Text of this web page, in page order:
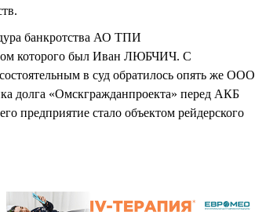
банкротства АО ТПИ
которого был Иван ЛЮБЧИЧ. С
в суд обратилось опять же ООО
долга «Омскгражданпроекта» перед АКБ
предприятие стало объектом рейдерского